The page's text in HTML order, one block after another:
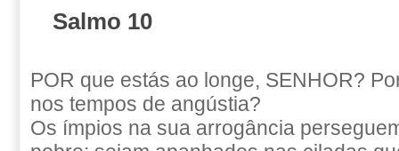
Salmo 10
POR que estás ao longe, SENHOR?
nos tempos de angústia?
Os ímpios na sua arrogância